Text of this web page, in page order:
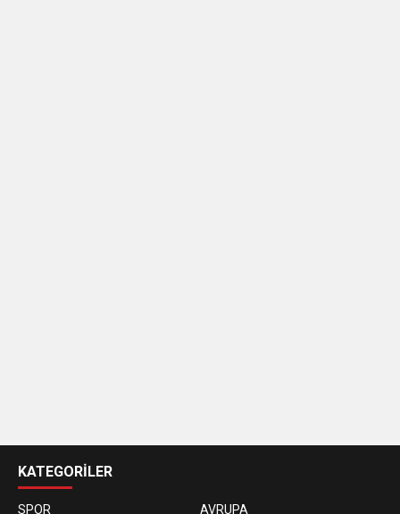
siteleri
KATEGORİLER
SPOR AVRUPA